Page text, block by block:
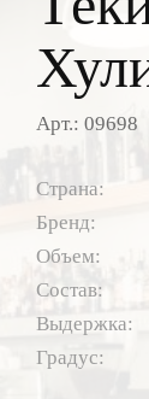
Арт.: 09698
Страна:
Бренд:
Объем:
Состав:
Выдержка:
Градус: